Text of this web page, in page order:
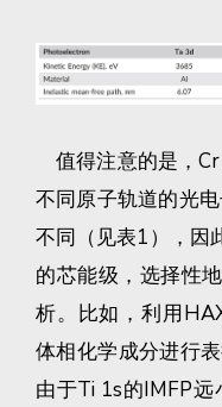
值得注意的是，
不同原子轨道的光
不同（见表1），因
的芯能级，选择性
析。比如，利用
体相化学成分进行
由于Ti 1s的IMFP